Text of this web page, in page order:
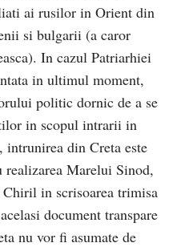
ai rusilor in Orient din
si bulgarii (a caror
In cazul Patriarhiei
in ultimul moment,
politic dornic de a se
in scopul intrarii in
intrunirea din Creta este
realizarea Marelui Sinod,
in scrisoarea trimisa
document transpare
nu vor fi asumate de